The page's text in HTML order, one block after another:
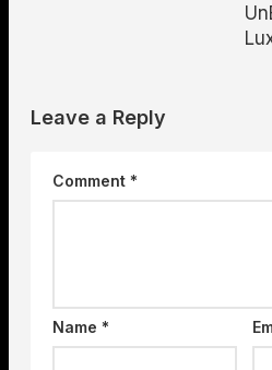
Leave a Reply
Comment *
Name *